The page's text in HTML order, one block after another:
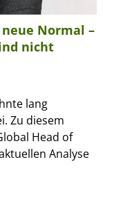
Normal –
nicht
lang
Zu diesem
Head of
Analyse